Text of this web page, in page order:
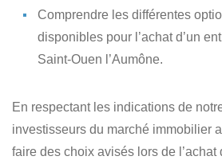
Comprendre les différentes
disponibles pour l’achat d’un
Saint-Ouen l’Aumône.
En respectant les indications de
investisseurs du marché immobilier
faire des choix avisés lors de l’achat